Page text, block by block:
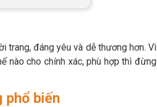
trang, đáng yêu và dễ thương hơn. Vì
nào cho chính xác, phù hợp thì đừng
phổ biến